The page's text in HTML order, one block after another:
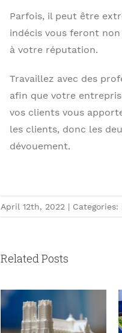
Parfois, il peut être
indécis vous feront
à votre réputation.
Travaillez avec des
afin que votre
vos clients vous
les clients, donc les
dévouement.
April 12th, 2022 | Categories:
Related Posts